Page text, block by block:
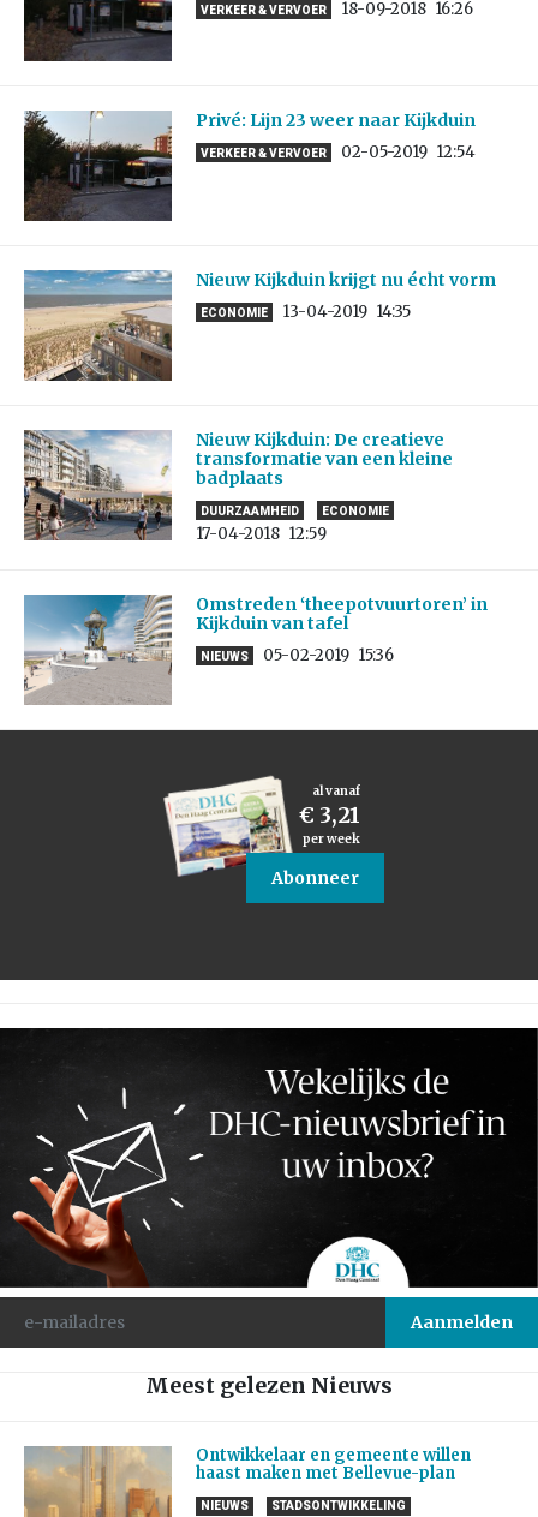
VERKEER & VERVOER 18-09-2018 16:26
Privé: Lijn 23 weer naar Kijkduin
VERKEER & VERVOER 02-05-2019 12:54
Nieuw Kijkduin krijgt nu écht vorm
ECONOMIE 13-04-2019 14:35
Nieuw Kijkduin: De creatieve
transformatie van een kleine
badplaats
DUURZAAMHEID ECONOMIE
17-04-2018 12:59
Omstreden ‘theepotvuurtoren’ in
Kijkduin van tafel
NIEUWS 05-02-2019 15:36
al vanaf
€ 3,21
per week
Abonneer
Meest gelezen Nieuws
Ontwikkelaar en gemeente willen
haast maken met Bellevue-plan
NIEUWS STADSONTWIKKELING